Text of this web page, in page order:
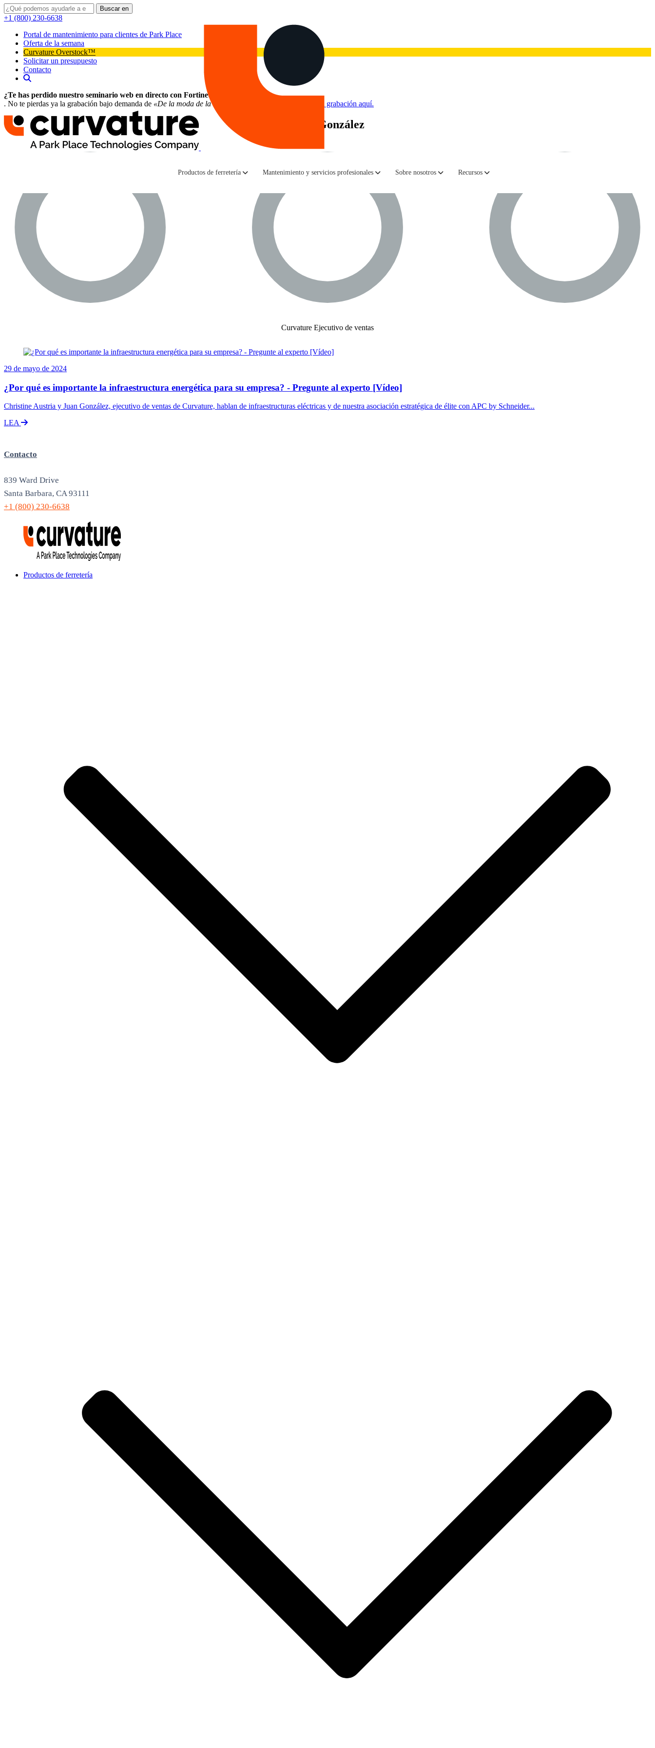
Buscar en
+1 (800) 230-6638
Portal de mantenimiento para clientes de Park Place
Oferta de la semana
Curvature Overstock™
Solicitar un presupuesto
Contacto
Productos de ferretería Mantenimiento y servicios profesionales Sobre nosotros Recursos
¿Te has perdido nuestro seminario web en directo con Fortinet?
. No te pierdas ya la grabación bajo demanda de «De la moda de la IA a la realidad de las redes Ve la grabación aquí.
Juan González
Curvature Ejecutivo de ventas
29 de mayo de 2024
¿Por qué es importante la infraestructura energética para su empresa? - Pregunte al experto [Vídeo]
Christine Austria y Juan González, ejecutivo de ventas de Curvature, hablan de infraestructuras eléctricas y de nuestra asociación estratégica de élite con APC by Schneider...
LEA
Contacto
839 Ward Drive
Santa Barbara, CA 93111
+1 (800) 230-6638
Productos de ferretería